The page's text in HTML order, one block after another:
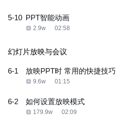
5-10 PPT智能动画
2.9w 02:58
幻灯片放映与会议
6-1 放映PPT时 常用的快捷技巧
9.6w 01:15
6-2 如何设置放映模式
179.9w 02:09